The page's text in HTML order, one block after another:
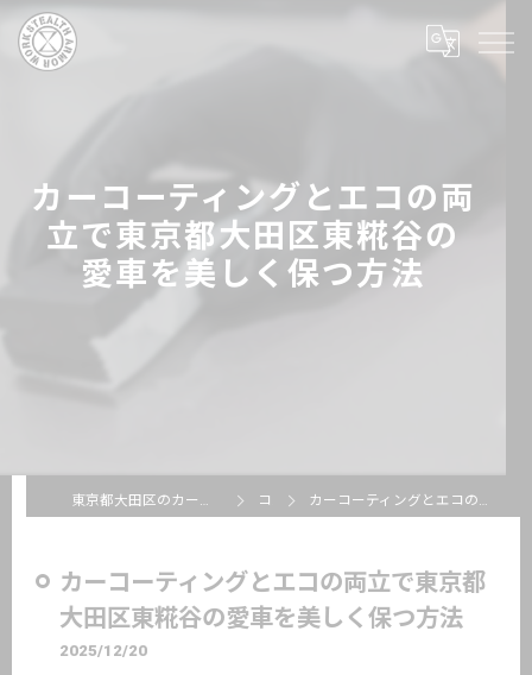
カーコーティングとエコの両
立で東京都大田区東糀谷の
愛車を美しく保つ方法
東京都大田区のカーコーティングならSTEALTH ARMOR WORKS コラム カーコーティングとエコの両立で東京都大田区東糀谷の愛車を美しく保つ方法
カーコーティングとエコの両立で東京都
大田区東糀谷の愛車を美しく保つ方法
2025/12/20